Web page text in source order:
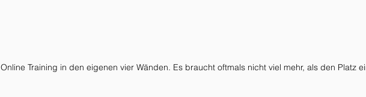
Online Training in den eigenen vier Wänden. Es braucht oftmals nicht viel mehr, als den Platz